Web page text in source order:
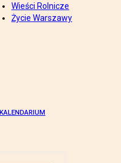
Wieści Rolnicze
Życie Warszawy
KALENDARIUM